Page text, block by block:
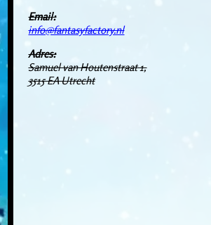
Email:
info@fantasyfactory.nl
Adres:
Samuel van Houtenstraat 1,
3515 EA Utrecht